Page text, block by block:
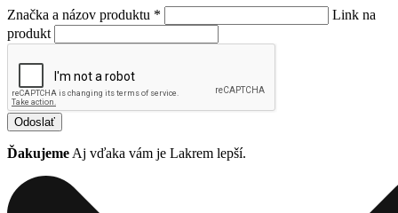
Značka a názov produktu *
Link na
produkt
Odoslať
Ďakujeme Aj vďaka vám je Lakrem lepší.